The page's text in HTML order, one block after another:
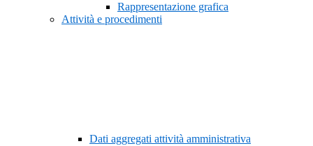
Rappresentazione grafica
Attività e procedimenti
Dati aggregati attività amministrativa